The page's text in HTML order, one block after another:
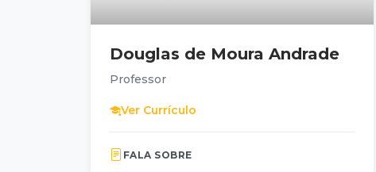
Douglas de Moura Andrade
Professor
Ver Currículo
FALA SOBRE